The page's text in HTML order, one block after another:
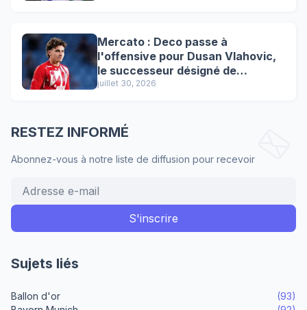
Mercato : Deco passe à
l'offensive pour Dusan Vlahovic,
le successeur désigné de
Lewandowski !
juillet 30, 2026
RESTEZ INFORMÉ
Abonnez-vous à notre liste de diffusion pour recevoir
Sujets liés
Ballon d'or
(93)